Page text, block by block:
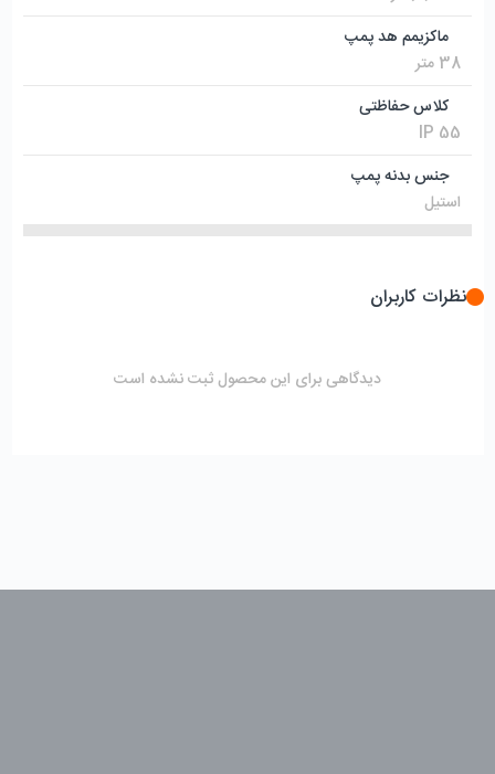
ماکزیمم هد پمپ
38 متر
کلاس حفاظتی
IP 55
جنس بدنه پمپ
استیل
نظرات کاربران
دیدگاهی برای این محصول ثبت نشده است